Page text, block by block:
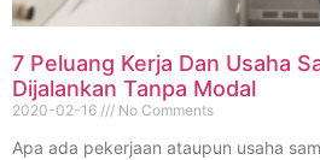
7 Peluang Kerja Dan Usaha
Dijalankan Tanpa Modal
2020-02-16 No Comments
Apa ada pekerjaan ataupun usaha